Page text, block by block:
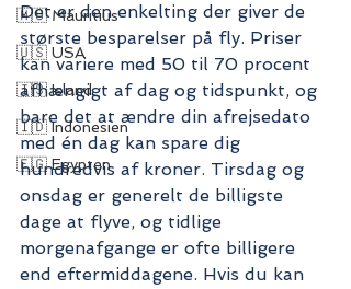
🇲🇺 Mauritius
🇺🇸 USA
🇮🇸 Island
🇮🇩 Indonesien
🇪🇬 Egypten
Det er den enkelting der giver de
største besparelser på fly. Priser
kan variere med 50 til 70 procent
afhængigt af dag og tidspunkt, og
bare det at ændre din afrejsedato
med én dag kan spare dig
hundredvis af kroner. Tirsdag og
onsdag er generelt de billigste
dage at flyve, og tidlige
morgenafgange er ofte billigere
end eftermiddagene. Hvis du kan